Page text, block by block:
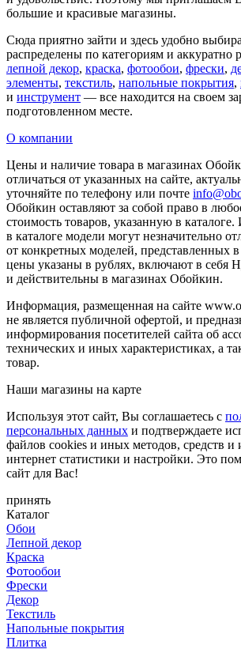
большие и красивые магазины.
Сюда приятно зайти и здесь удобно
распределены по категориям и аккуратно
лепной декор, краска, фотообои, фрески,
элементы, текстиль, напольные покрытия,
и инструмент — все находится на своем
подготовленном месте.
О компании
Цены и наличие товара в магазинах
отличаться от указанных на сайте,
уточняйте по телефону или почте
Обойкин оставляют за собой право в
стоимость товаров, указанную в
в каталоге модели могут незначительно
от конкретных моделей, представленных
цены указаны в рублях, включают в себя
и действительны в магазинах Обойкин.
Информация, размещенная на сайте
не является публичной офертой, и
информирования посетителей сайта об
технических и иных характеристиках, а
товар.
Наши магазины на карте
Используя этот сайт, Вы соглашаетесь с
персональных данных и подтверждаете
файлов cookies и иных методов, средств и
интернет статистики и настройки. Это
сайт для Вас!
принять
Каталог
Обои
Лепной декор
Краска
Фотообои
Фрески
Декор
Текстиль
Напольные покрытия
Плитка